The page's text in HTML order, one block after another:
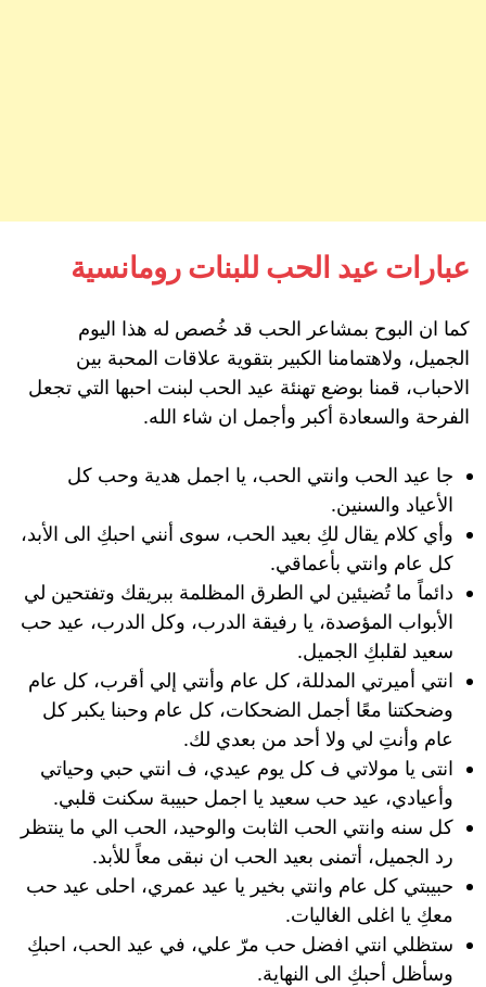
عبارات عيد الحب للبنات رومانسية
كما ان البوح بمشاعر الحب قد خُصص له هذا اليوم
الجميل، ولاهتمامنا الكبير بتقوية علاقات المحبة بين
الاحباب، قمنا بوضع تهنئة عيد الحب لبنت احبها التي تجعل
الفرحة والسعادة أكبر وأجمل ان شاء الله.
جا عيد الحب وانتي الحب، يا اجمل هدية وحب كل
الأعياد والسنين.
وأي كلام يقال لكِ بعيد الحب، سوى أنني احبكِ الى الأبد،
كل عام وانتي بأعماقي.
دائماً ما تُضيئين لي الطرق المظلمة ببريقك وتفتحين لي
الأبواب المؤصدة، يا رفيقة الدرب، وكل الدرب، عيد حب
سعيد لقلبكِ الجميل.
انتي أميرتي المدللة، كل عام وأنتي إلي أقرب، كل عام
وضحكتنا معًا أجمل الضحكات، كل عام وحبنا يكبر كل
عام وأنتِ لي ولا أحد من بعدي لك.
انتى يا مولاتي ف كل يوم عيدي، ف انتي حبي وحياتي
وأعيادي، عيد حب سعيد يا اجمل حبيبة سكنت قلبي.
كل سنه وانتي الحب الثابت والوحيد، الحب الي ما ينتظر
رد الجميل، أتمنى بعيد الحب ان نبقى معاً للأبد.
حبيبتي كل عام وانتي بخير يا عيد عمري، احلى عيد حب
معكِ يا اغلى الغاليات.
ستظلي انتي افضل حب مرّ علي، في عيد الحب، احبكِ
وسأظل أحبكِ الى النهاية.